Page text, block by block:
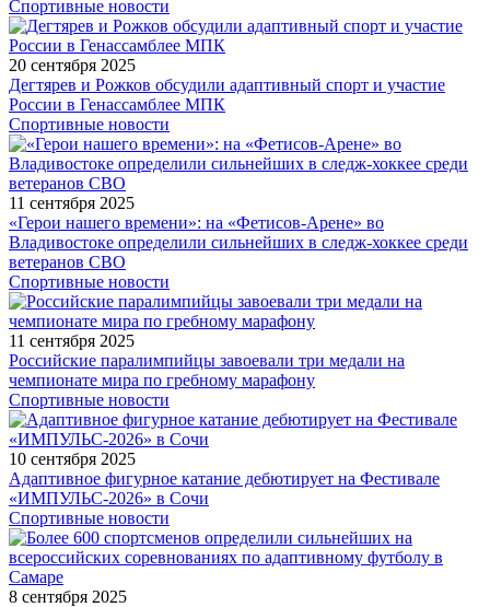
Спортивные новости
20 сентября 2025
Дегтярев и Рожков обсудили адаптивный спорт и участие
России в Генассамблее МПК
Спортивные новости
11 сентября 2025
«Герои нашего времени»: на «Фетисов-Арене» во
Владивостоке определили сильнейших в следж-хоккее среди
ветеранов СВО
Спортивные новости
11 сентября 2025
Российские паралимпийцы завоевали три медали на
чемпионате мира по гребному марафону
Спортивные новости
10 сентября 2025
Адаптивное фигурное катание дебютирует на Фестивале
«ИМПУЛЬС-2026» в Сочи
Спортивные новости
8 сентября 2025